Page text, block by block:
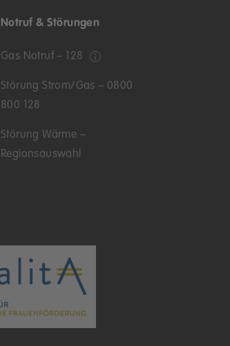
Notruf & Störungen
Gas Notruf – 128
Störung Strom/Gas – 0800
800 128
Störung Wärme –
Regionsauswahl